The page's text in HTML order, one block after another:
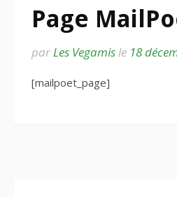
Page
parLes Vegamisle 18
[mailpoet_page]